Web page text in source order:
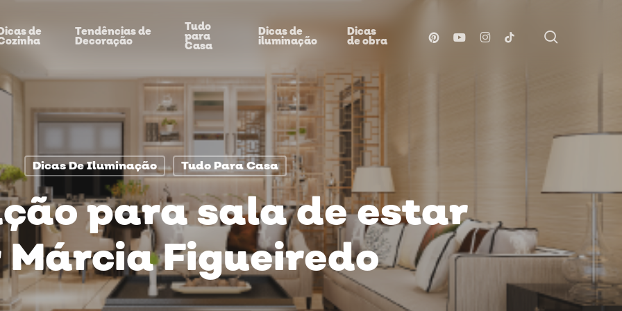
de Tendências de
Decoração
Tudo
para
Casa
Dicas de
iluminação
Dicas
de obra pinterestyoutubeinstagram
tiktok
Dicas De Iluminação Tudo Para Casa
para sala de estar
Figueiredo